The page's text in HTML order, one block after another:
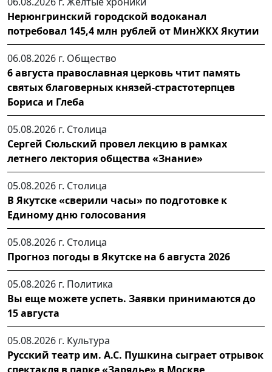
Нерюнгринский городской водоканал
потребовал 145,4 млн рублей от МинЖКХ Якутии
06.08.2026 г. Общество
6 августа православная церковь чтит память
святых благоверных князей-страстотерпцев
Бориса и Глеба
05.08.2026 г. Столица
Сергей Сюльский провел лекцию в рамках
летнего лектория общества «Знание»
05.08.2026 г. Столица
В Якутске «сверили часы» по подготовке к
Единому дню голосования
05.08.2026 г. Столица
Прогноз погоды в Якутске на 6 августа 2026
05.08.2026 г. Политика
Вы еще можете успеть. Заявки принимаются до
15 августа
05.08.2026 г. Культура
Русский театр им. А.С. Пушкина сыграет отрывок